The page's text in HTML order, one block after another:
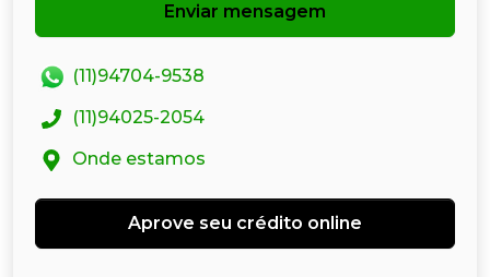
Enviar mensagem
(11)94704-9538
(11)94025-2054
Onde estamos
Aprove seu crédito online